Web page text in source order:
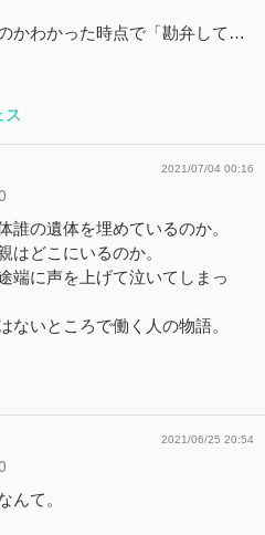
かわかった時点で「勘弁して…
ス
2021/07/04 00:16
誰の遺体を埋めているのか。
はどこにいるのか。
端に声を上げて泣いてしまっ
ないところで働く人の物語。
2021/06/25 20:54
んて。